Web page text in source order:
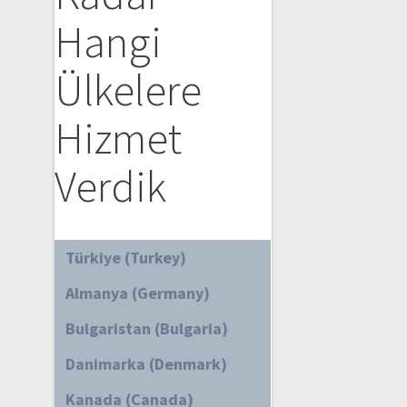
Hangi
Ülkelere
Hizmet
Verdik
Türkiye (Turkey)
Almanya (Germany)
Bulgaristan (Bulgaria)
Danimarka (Denmark)
Kanada (Canada)